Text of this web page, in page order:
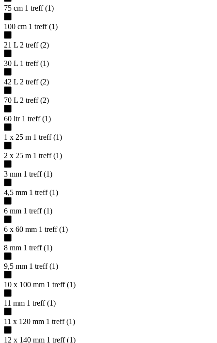
75 cm 1 treff (1)
100 cm 1 treff (1)
21 L 2 treff (2)
30 L 1 treff (1)
42 L 2 treff (2)
70 L 2 treff (2)
60 ltr 1 treff (1)
1 x 25 m 1 treff (1)
2 x 25 m 1 treff (1)
3 mm 1 treff (1)
4,5 mm 1 treff (1)
6 mm 1 treff (1)
6 x 60 mm 1 treff (1)
8 mm 1 treff (1)
9,5 mm 1 treff (1)
10 x 100 mm 1 treff (1)
11 mm 1 treff (1)
11 x 120 mm 1 treff (1)
12 x 140 mm 1 treff (1)